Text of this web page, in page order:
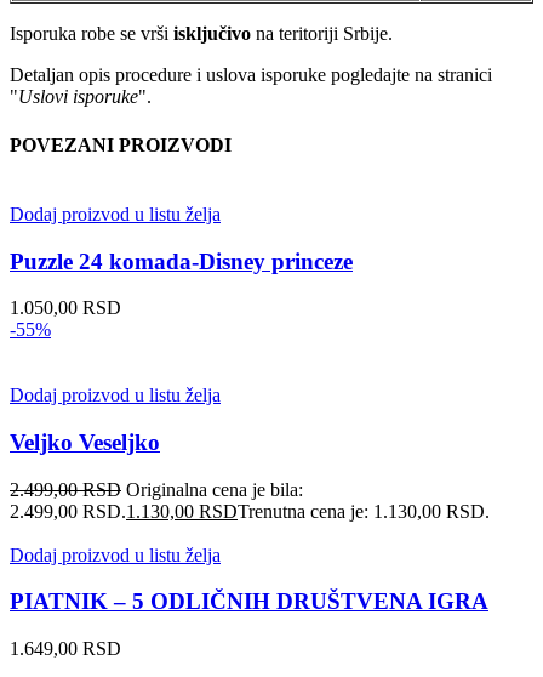
Isporuka robe se vrši isključivo na teritoriji Srbije.
Detaljan opis procedure i uslova isporuke pogledajte na stranici
"Uslovi isporuke".
POVEZANI PROIZVODI
Dodaj proizvod u listu želja
Puzzle 24 komada-Disney princeze
1.050,00 RSD
-55%
Dodaj proizvod u listu želja
Veljko Veseljko
2.499,00RSD Originalna cena je bila:
2.499,00 RSD.1.130,00 RSDTrenutna cena je: 1.130,00 RSD.
Dodaj proizvod u listu želja
PIATNIK – 5 ODLIČNIH DRUŠTVENA IGRA
1.649,00 RSD